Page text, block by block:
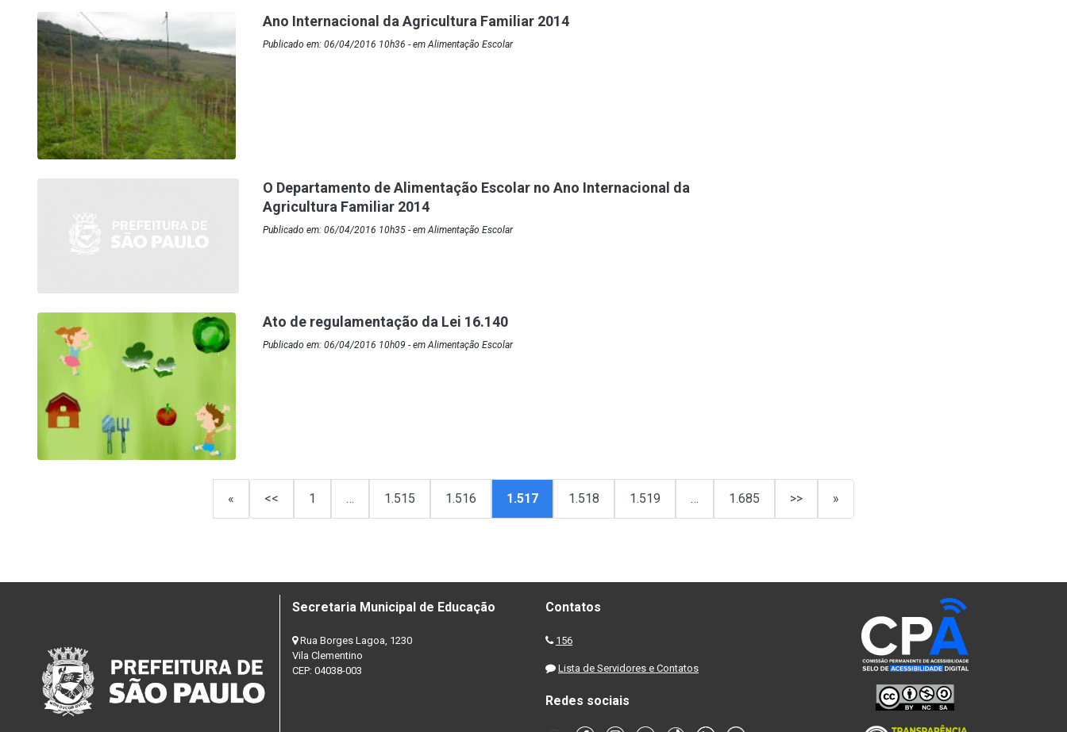
Ano Internacional da Agricultura Familiar 2014
Publicado em: 06/04/2016 10h36 - em Alimentação Escolar
O Departamento de Alimentação Escolar no Ano Internacional da
Agricultura Familiar 2014
Publicado em: 06/04/2016 10h35 - em Alimentação Escolar
Ato de regulamentação da Lei 16.140
Publicado em: 06/04/2016 10h09 - em Alimentação Escolar
« << 1 … 1.515 1.516 1.517 1.518 1.519 … 1.685 >> »
Secretaria Municipal de Educação
Rua Borges Lagoa, 1230
Vila Clementino
CEP: 04038-003
Contatos
156
Lista de Servidores e Contatos
Redes sociais